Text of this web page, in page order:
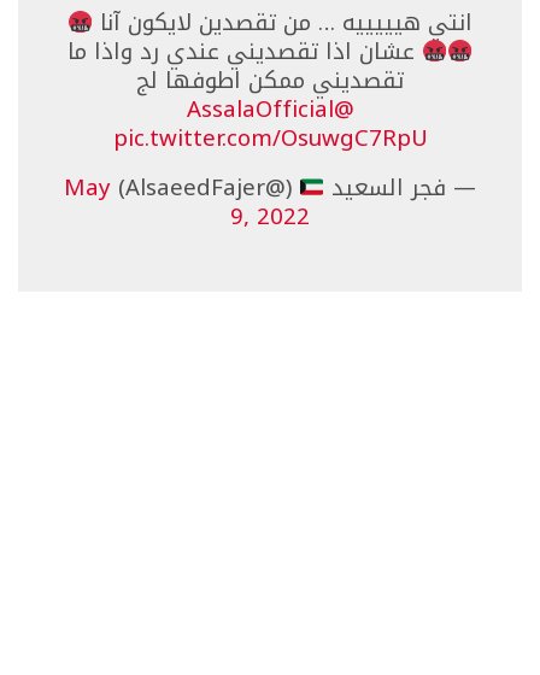
انتي هيييييه … من تقصدين لايكون آنا
عشان اذا تقصديني عندي رد واذا ما
تقصديني ممكن اطوفها لج
@AssalaOfficial
pic.twitter.com/OsuwgC7RpU
— فجر السعيد
(@AlsaeedFajer)
May
9, 2022